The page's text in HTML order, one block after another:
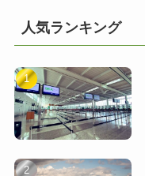
人気ランキング